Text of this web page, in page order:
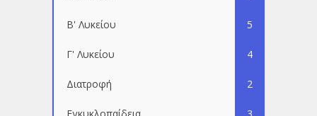
Β' Λυκείου 5
Γ' Λυκείου 4
Διατροφή 2